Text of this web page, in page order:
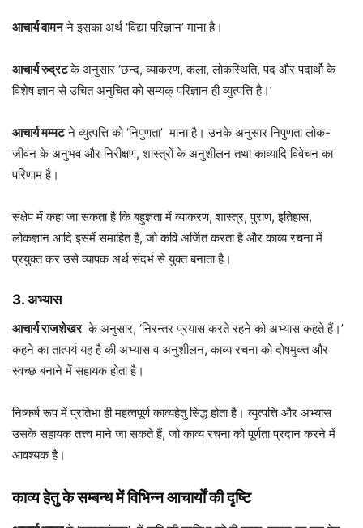
आचार्य वामनने इसका अर्थ ‘विद्या परिज्ञान’ माना है।
आचार्य रुद्रटके अनुसार ‘छन्द, व्याकरण, कला, लोकस्थिति, पद और पदार्थो के
विशेष ज्ञान से उचित अनुचित को सम्यक् परिज्ञान ही व्युत्पत्ति है।’
आचार्य मम्मटने व्युत्पत्ति को ‘निपुणता’ माना है। उनके अनुसार निपुणता लोक-
जीवन के अनुभव और निरीक्षण, शास्त्रों के अनुशीलन तथा काव्यादि विवेचन का
परिणाम है।
संक्षेप में कहा जा सकता है कि बहुज्ञता में व्याकरण, शास्त्र, पुराण, इतिहास,
लोकज्ञान आदि इसमें समाहित है, जो कवि अर्जित करता है और काव्य रचना में
प्रयुक्त कर उसे व्यापक अर्थ संदर्भ से युक्त बनाता है।
3. अभ्यास
आचार्य राजशेखरके अनुसार, ‘निरन्तर प्रयास करते रहने को अभ्यास कहते हैं।’
कहने का तात्पर्य यह है की अभ्यास व अनुशीलन, काव्य रचना को दोषमुक्त और
स्वच्छ बनाने में सहायक होता है।
निष्कर्ष रूप में प्रतिभा ही महत्वपूर्ण काव्यहेतु सिद्ध होता है। व्युत्पत्ति और अभ्यास
उसके सहायक तत्त्व माने जा सकते हैं, जो काव्य रचना को पूर्णता प्रदान करने में
आवश्यक है।
काव्य हेतु के सम्बन्ध में विभिन्न आचार्यों की दृष्टि